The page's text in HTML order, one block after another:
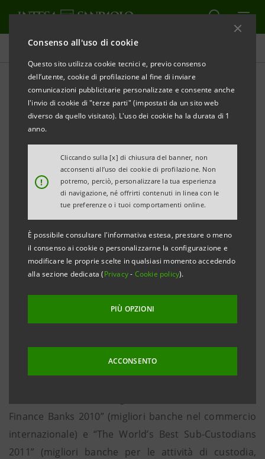
Consenso all'uso di cookie
Questo sito utilizza cookie tecnici e, previo consenso
dell’utente, cookie di profilazione al fine di inviare
comunicazioni pubblicitarie personalizzate e consente anche
l'invio di cookie di "terze parti" (impostati da un sito web
diverso da quello visitato). L'uso dei cookie ha la durata di 1
anno.
!
Cliccando sulla [x] di chiusura del banner, non
acconsenti all’uso dei cookie di profilazione. Non
potremo, perciò, personalizzare la tua esperienza
di navigazione, né offrirti contenuti in linea con le
tue preferenze o i tuoi comportamenti online.
È possibile consultare l'informativa estesa, prestare o meno
il consenso ai cookie o personalizzarne la configurazione e
modificare le proprie scelte in qualsiasi momento accedendo
alla sezione dedicata (Privacy- Cookie policy).
PIÙ OPZIONI
ACCONSENTO
Comunicati stampa
STAMPA AGGIORNA
INTESA SANPAOLO PREMIATA DA GLOBAL FINANCE
CON 2 IMPORTANTI RICONOSCIMENTI
Best Trade Finance Banks” e “The World's Best Sub-
Custodian Banks”
• Intesa Sanpaolo si conferma operatore di
riferimento sul mercato, per il supporto
all’internazionalizzazione delle imprese italiane e le
attività di custodia, amministrazione e regolamento
titoli
Milano, 21 luglio 2011– Intesa Sanpaolo è stata
premiata dal mensile di finanza internazionale
Finance Banks 2010” (migliori banche nel commercio
internazionale) e “The World’s Best Sub-Custodians
2011” (migliori banche per le attività di custodia,